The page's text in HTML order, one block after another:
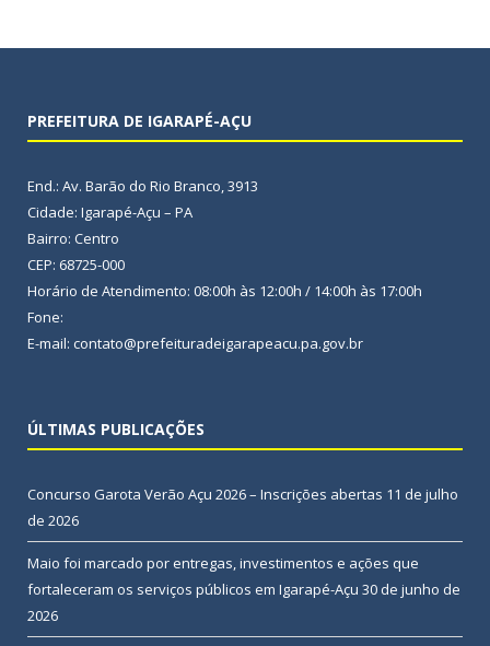
PREFEITURA DE IGARAPÉ-AÇU
End.: Av. Barão do Rio Branco, 3913
Cidade: Igarapé-Açu – PA
Bairro: Centro
CEP: 68725-000
Horário de Atendimento: 08:00h às 12:00h / 14:00h às 17:00h
Fone:
E-mail: contato@prefeituradeigarapeacu.pa.gov.br
ÚLTIMAS PUBLICAÇÕES
Concurso Garota Verão Açu 2026 – Inscrições abertas 11 de julho
de 2026
Maio foi marcado por entregas, investimentos e ações que
fortaleceram os serviços públicos em Igarapé-Açu 30 de junho de
2026